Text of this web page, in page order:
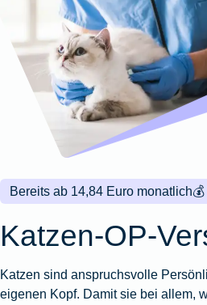
Wohnungsschutzbrief
Zur
Produktübersicht
Zur
Produktübersicht
Zur
Produktübersicht
Reiserücktrittsversicherung
Produktübersicht
Zur
Produktübersicht
Zur
Produktübersicht
Zur
Produktübersicht
Montageversicherung
Zur
Produktübersicht
Gruppenunfall für
Betriebe
Gruppenunfall für
Vereine
Produktübersicht
Kunstversicherung
Ausstellungsversicherung
Valorenversicherung
Zur
💰
Bereits ab 14,84 Euro monatlich
Katzen-OP-
Katzen sind anspruchsvolle
eigenen Kopf. Damit sie bei allem,